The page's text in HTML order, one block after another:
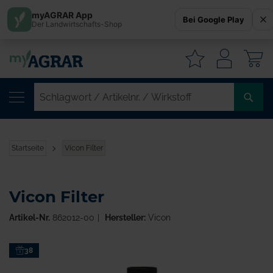
Startseite Vicon Filter
Zum38
Vicon Filter
Artikel-Nr. 862012-00 Hersteller:Vicon
myAGRAR App
Der Landwirtschafts-Shop Bei Google Play